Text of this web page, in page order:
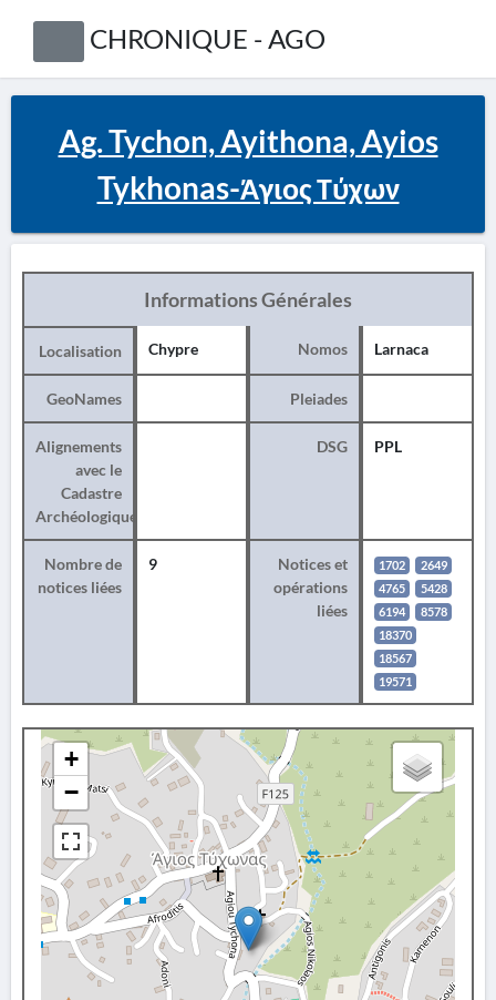
CHRONIQUE - AGO
Ag. Tychon, Ayithona, Ayios
Tykhonas-Άγιος Τύχων
Informations Générales
Localisation Chypre Nomos Larnaca
GeoNames Pleiades
Alignements
avec le
Cadastre
Archéologique
DSG PPL
Nombre de
notices liées
9
Notices et
opérations
liées
1702
2649
4765
5428
6194
8578
18370
18567
19571
+
−